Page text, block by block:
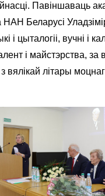
Павіншаваць
Беларусі
і цыталогіі, вучні
і майстэрства,
вялікай літары